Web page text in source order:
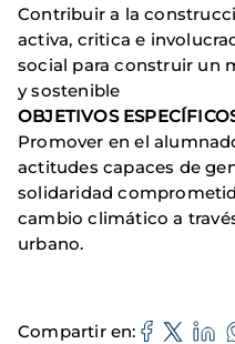
Contribuir a la
activa, critica e
social para construir un
y sostenible
OBJETIVOS
Promover en el
actitudes capaces de
solidaridad
cambio climático a
urbano.
Compartir en